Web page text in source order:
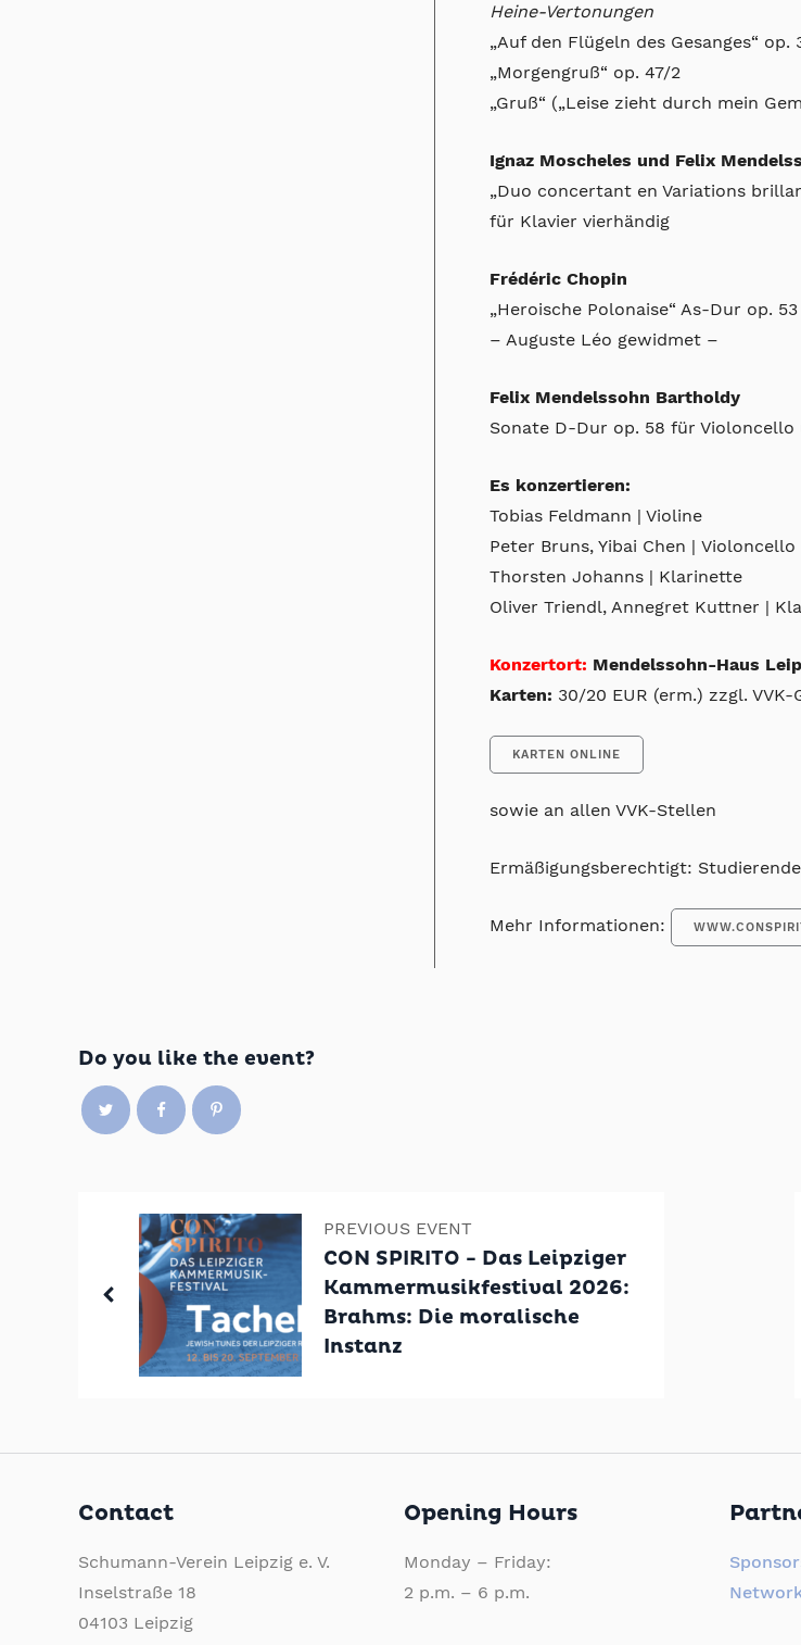
Heine-Vertonungen
„Auf den Flügeln des Gesanges“ op.
„Morgengruß“ op. 47/2
„Gruß“ („Leise zieht durch mein
Ignaz Moscheles und Felix
„Duo concertant en Variations
für Klavier vierhändig
Frédéric Chopin
„Heroische Polonaise“ As-Dur op. 53
– Auguste Léo gewidmet –
Felix Mendelssohn Bartholdy
Sonate D-Dur op. 58 für Violoncello
Es konzertieren:
Tobias Feldmann | Violine
Peter Bruns, Yibai Chen | Violoncello
Thorsten Johanns | Klarinette
Oliver Triendl, Annegret Kuttner |
Konzertort: Mendelssohn-Haus
Karten: 30/20 EUR (erm.) zzgl. VVK-
KARTEN ONLINE
sowie an allen VVK-Stellen
Ermäßigungsberechtigt:
Mehr Informationen:
Do you like the event?
PREVIOUS EVENT
CON SPIRITO - Das Leipziger
Kammermusikfestival 2026:
Brahms: Die moralische
Instanz
Contact
Schumann-Verein Leipzig e. V.
Inselstraße 18
04103 Leipzig
Opening Hours
Monday – Friday:
2 p.m. – 6 p.m.